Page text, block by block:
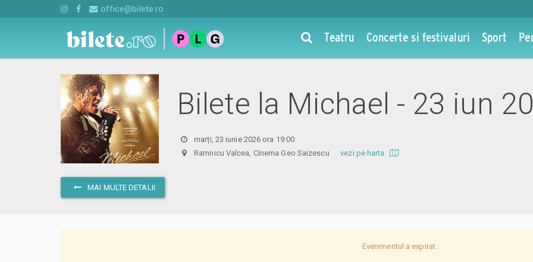
office@bilete.ro
Teatru Concerte si festivaluri Sport
MAI MULTE DETALII
Bilete la Michael - 23 iun
marți, 23 iunie 2026 ora 19:00
Ramnicu Valcea, Cinema Geo Saizescuvezi pe harta
Evenimentul a expirat.